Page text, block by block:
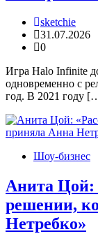
sketchie
31.07.2026
0
Игра Halo Infinite
одновременно с
год. В 2021 году
Шоу-бизнес
Анита Цой:
решении,
Нетребко»